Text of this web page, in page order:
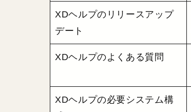
XDヘルプのリリースアップ
デート
XDヘルプのよくある質問
XDヘルプの必要システム構